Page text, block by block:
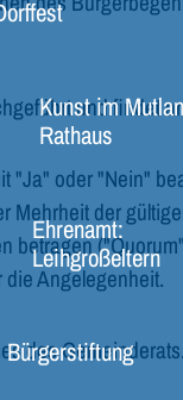
Kunst im
Rathaus
Ehrenamt:
Leihgroßeltern
Bürgerstiftung
und findet
"Ja" oder "Nein"
der
betragen
Angelegenheit.
des